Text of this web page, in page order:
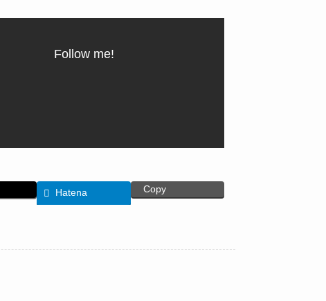
Follow me!
Hatena Copy